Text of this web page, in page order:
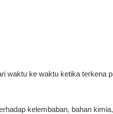
waktu ke waktu ketika terkena
kelembaban, bahan